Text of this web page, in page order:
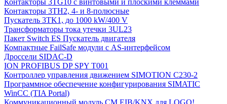
Контакторы 3TG10 c винтовыми и плоскими клеммами
Контакторы 3TH2, 4- и 8-полюсные
Пускатель 3TK1, до 1000 kW/400 V
Трансформаторы тока утечки 3UL23
Пакет Switch ES Пускатель двигателя
Компактные FailSafe модули с AS-интерфейсом
Дроссели SIDAC-D
ION PROFIBUS DP SPY T001
Контроллер управления движением SIMOTION C230-2
Программное обеспечение конфигурирования SIMATIC
WinCC (TIA Portal)
Коммуникационный модуль CM EIB/KNX для LOGO!